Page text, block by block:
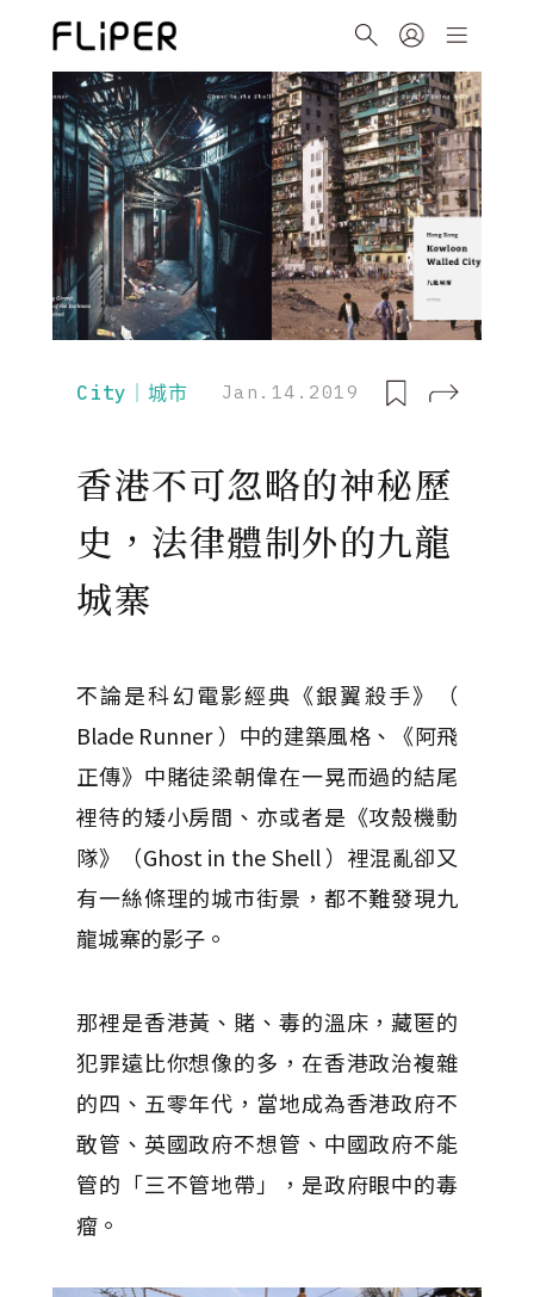
City｜城市 Jan.14.2019
香港不可忽略的神秘歷
史，法律體制外的九龍
城寨
不論是科幻電影經典《銀翼殺手》（
Blade Runner ）中的建築風格、《阿飛
正傳》中賭徒梁朝偉在一晃而過的結尾
裡待的矮小房間、亦或者是《攻殼機動
隊》（Ghost in the Shell ）裡混亂卻又
有一絲條理的城市街景，都不難發現九
龍城寨的影子。
那裡是香港黃、賭、毒的溫床，藏匿的
犯罪遠比你想像的多，在香港政治複雜
的四、五零年代，當地成為香港政府不
敢管、英國政府不想管、中國政府不能
管的「三不管地帶」，是政府眼中的毒
瘤。